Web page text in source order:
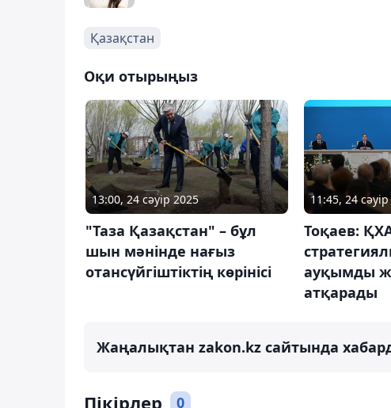
Қазақстан
Оқи отырыңыз
13:00, 24 сәуір 2025
"Таза Қазақстан" – бұл
шын мәнінде нағыз
отансүйгіштіктің көрінісі
11:45, 24
Тоқаев:
ауқымды
атқарады
Жаңалықтан zakon.kz сайтында
Пікірлер 0